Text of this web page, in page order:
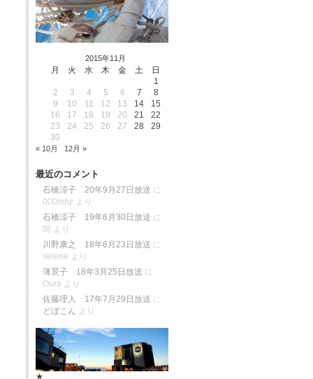
2015年11月
月 火 水 木 金 土
日
1
2
3 4 5 6 7
8
9
10 11 12 13 14
15
16
17 18 19 20 21
22
23
24 25 26 27 28
29
30
« 10月 12月 »
最近のコメント
石橋涼子 20年9月27日放送 に
000mhz より
石橋涼子 19年6月30日放送 に
関 より
川野康之 18年6月23日放送 に
selene より
薄景子 18年3月25日放送 に
Oura より
佐藤理人 17年7月29日放送 に
どぼこん より
★